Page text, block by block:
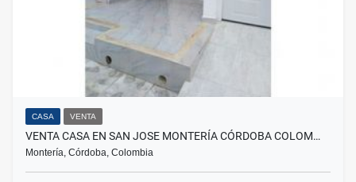
CASA VENTA
VENTA CASA EN SAN JOSE MONTERÍA CÓRDOBA COLOM…
Montería, Córdoba, Colombia